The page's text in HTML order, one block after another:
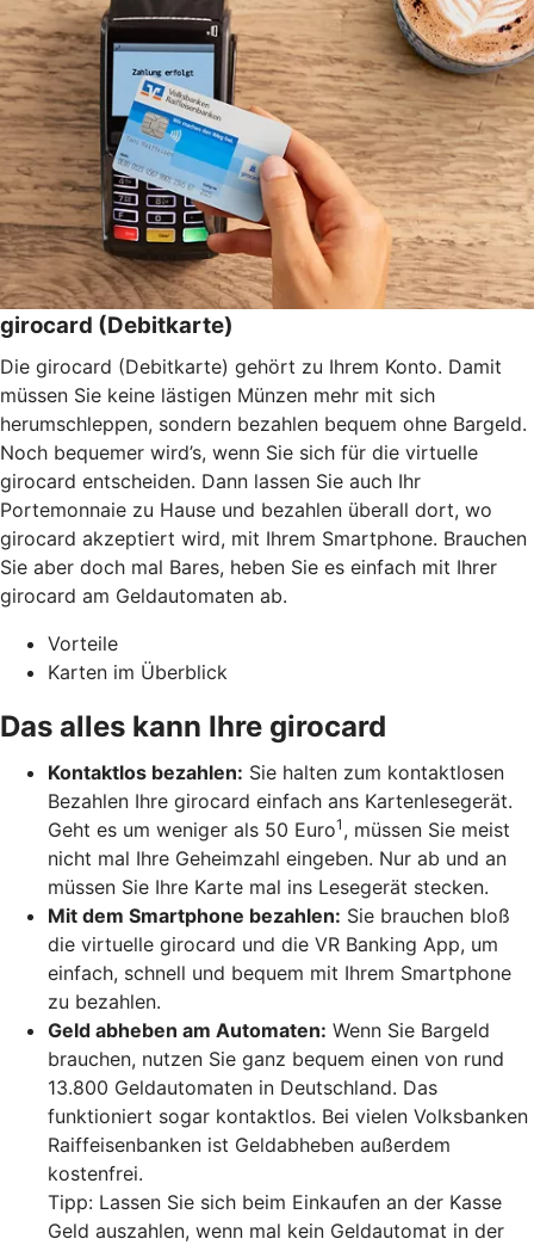
girocard (Debitkarte)
Die girocard (Debitkarte) gehört zu Ihrem Konto. Damit
müssen Sie keine lästigen Münzen mehr mit sich
herumschleppen, sondern bezahlen bequem ohne Bargeld.
Noch bequemer wird’s, wenn Sie sich für die virtuelle
girocard entscheiden. Dann lassen Sie auch Ihr
Portemonnaie zu Hause und bezahlen überall dort, wo
girocard akzeptiert wird, mit Ihrem Smartphone. Brauchen
Sie aber doch mal Bares, heben Sie es einfach mit Ihrer
girocard am Geldautomaten ab.
Vorteile
Karten im Überblick
Das alles kann Ihre girocard
Kontaktlos bezahlen: Sie halten zum kontaktlosen
Bezahlen Ihre girocard einfach ans Kartenlesegerät.
Geht es um weniger als 50 Euro1 , müssen Sie meist
nicht mal Ihre Geheimzahl eingeben. Nur ab und an
müssen Sie Ihre Karte mal ins Lesegerät stecken.
Mit dem Smartphone bezahlen: Sie brauchen bloß
die virtuelle girocard und die VR Banking App, um
einfach, schnell und bequem mit Ihrem Smartphone
zu bezahlen.
Geld abheben am Automaten: Wenn Sie Bargeld
brauchen, nutzen Sie ganz bequem einen von rund
13.800 Geldautomaten in Deutschland. Das
funktioniert sogar kontaktlos. Bei vielen Volksbanken
Raiffeisenbanken ist Geldabheben außerdem
kostenfrei.
Tipp: Lassen Sie sich beim Einkaufen an der Kasse
Geld auszahlen, wenn mal kein Geldautomat in der